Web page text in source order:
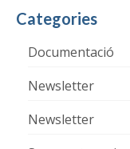
Categories
Documentació
Newsletter
Newsletter